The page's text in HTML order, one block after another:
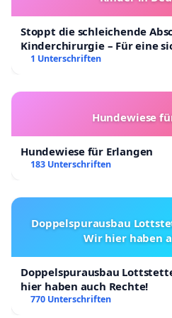
Bedürfnisse, Einschränkungen,
Klientinnen und deren Umfeld
müssen tätigkeitsbezogene
beurteilt werden, um eine
den besonderen und immer
Anforderungen entsprechend
angepasst.
den Möglichkeiten und
einerseits und den Erwartungen
Auftraggeberin und der
pädagogischer Ausbildung
anspruchsvollen
empathisch.
Stoppt die schleichende
Kinderchirurgie – Für eine
Kinder in Deutschland
1 Unterschriften
Hundewiese
Hundewiese für Erlangen
183 Unterschriften
Doppelspurausbau
Wir hier haben
Doppelspurausbau
hier haben auch Rechte!
770 Unterschriften